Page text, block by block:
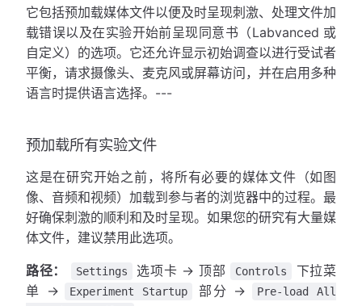
它包括预加载媒体文件以便及时呈现刺激、处理文件加
载错误以及在实验开始前呈现同意书（Labvanced 或
自定义）的选项。它还允许显示初始调查以进行受试者
平衡，请求摄像头、麦克风或屏幕访问，并在启用多种
语言时提供语言选择。---
预加载所有实验文件
这是在研究开始之前，将所有必要的媒体文件（如图
像、音频和视频）加载到参与者的浏览器中的过程。最
好确保刺激的顺利和及时呈现。如果您的研究有大量媒
体文件，建议禁用此选项。
路径： Settings 选项卡 → 顶部 Controls
下拉菜
单 →
Experiment Startup 部分 →
Pre-load All